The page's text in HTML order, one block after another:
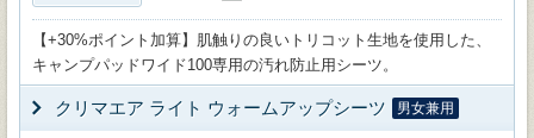
【+30%ポイント加算】肌触りの良いトリコット生地を使用した、
キャンプパッドワイド100専用の汚れ防止用シーツ。
クリマエア ライト ウォームアップシーツ 男女兼用